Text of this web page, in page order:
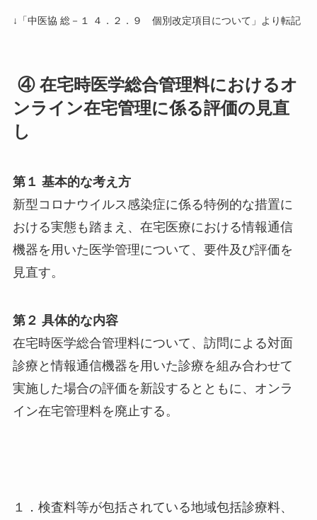
↓「中医協 総－１ ４．２．９ 個別改定項目について」より転記
④ 在宅時医学総合管理料におけるオ
ンライン在宅管理に係る評価の見直
し
第１ 基本的な考え方
新型コロナウイルス感染症に係る特例的な措置に
おける実態も踏まえ、在宅医療における情報通信
機器を用いた医学管理について、要件及び評価を
見直す。
第２ 具体的な内容
在宅時医学総合管理料について、訪問による対面
診療と情報通信機器を用いた診療を組み合わせて
実施した場合の評価を新設するとともに、オンラ
イン在宅管理料を廃止する。
１．検査料等が包括されている地域包括診療料、